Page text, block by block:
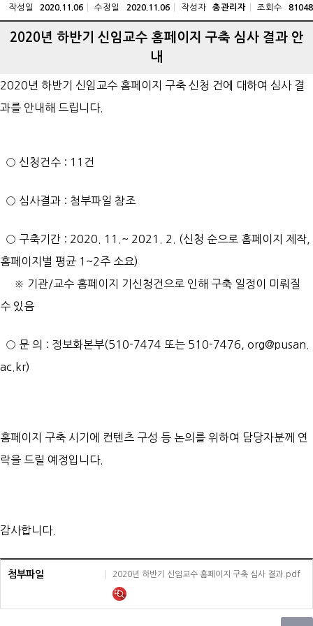
작성일 2020.11.06 수정일 2020.11.06 작성자 총관리자 조회수 81048
2020년 하반기 신임교수 홈페이지 구축 심사 결과 안
내
2020년 하반기 신임교수 홈페이지 구축 신청 건에 대하여 심사 결
과를 안내해 드립니다.
○ 신청건수 : 11건
○ 심사결과 : 첨부파일 참조
○ 구축기간 : 2020. 11.~ 2021. 2. (신청 순으로 홈페이지 제작,
홈페이지별 평균 1~2주 소요)
※ 기관/교수 홈페이지 기신청건으로 인해 구축 일정이 미뤄질
수 있음
○ 문 의 : 정보화본부(510-7474 또는 510-7476, org@pusan.
ac.kr)
홈페이지 구축 시기에 컨텐츠 구성 등 논의를 위하여 담당자분께 연
락을 드릴 예정입니다.
감사합니다.
첨부파일 2020년 하반기 신임교수 홈페이지 구축 심사 결과.pdf